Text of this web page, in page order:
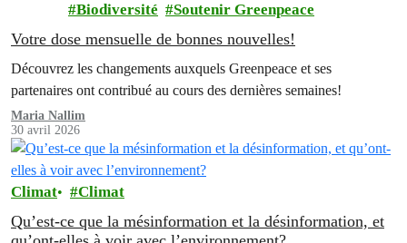
Biodiversité
Soutenir Greenpeace
Votre dose mensuelle de bonnes nouvelles!
Découvrez les changements auxquels Greenpeace et ses
partenaires ont contribué au cours des dernières semaines!
Maria Nallim
30 avril 2026
Climat Climat
Qu’est-ce que la mésinformation et la désinformation, et